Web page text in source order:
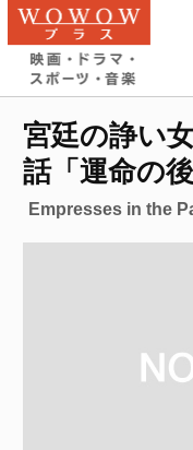
宮廷の諍い
話「運命の後
Empresses in the